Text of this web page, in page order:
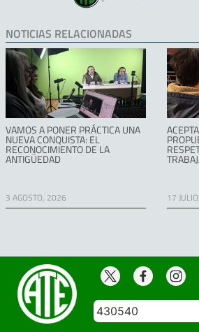
NOTICIAS RELACIONADAS
VAMOS A PONER PRÁCTICA UNA
NUEVA CONQUISTA: EL
RECONOCIMIENTO DE LA
ANTIGÜEDAD
3 AGOSTO, 2026 17
430540